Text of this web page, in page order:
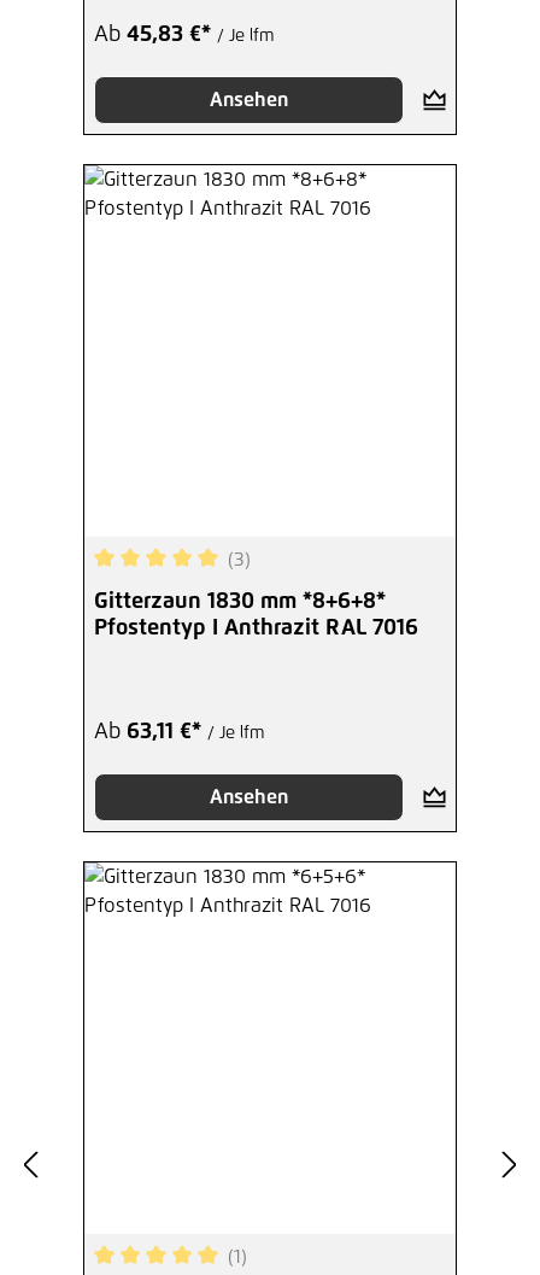
Ab 45,83 €* / Je lfm
Ansehen
Durchschnittliche Bewertung von 5 von 5
(3)
Gitterzaun 1830 mm *8+6+8*
Pfostentyp I Anthrazit RAL 7016
Ab 63,11 €* / Je lfm
Ansehen
(1)